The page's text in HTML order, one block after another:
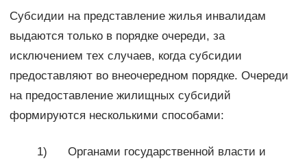
Субсидии на представление жилья инвалидам
выдаются только в порядке очереди, за
исключением тех случаев, когда субсидии
предоставляют во внеочередном порядке. Очереди
на предоставление жилищных субсидий
формируются несколькими способами:
1) Органами государственной власти и